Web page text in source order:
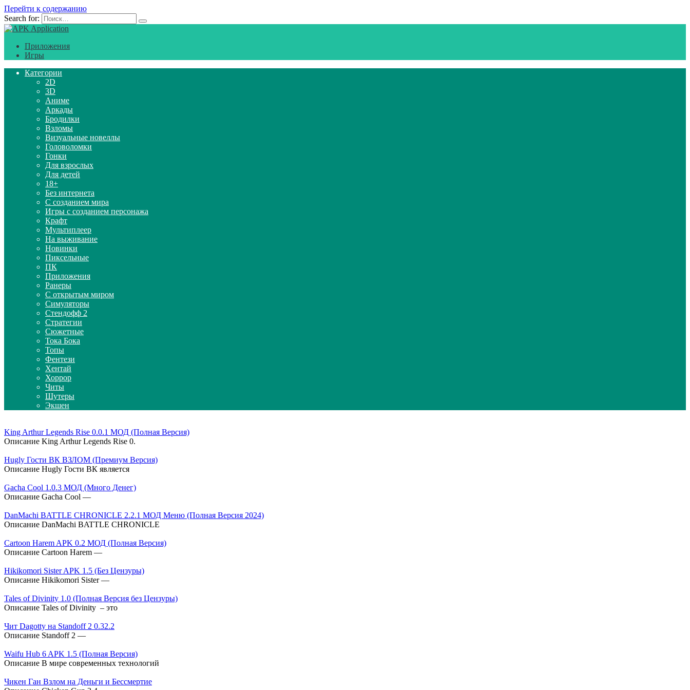
Перейти к содержанию
Search for:
Приложения
Игры
Категории
2D
3D
Аниме
Аркады
Бродилки
Взломы
Визуальные новеллы
Головоломки
Гонки
Для взрослых
Для детей
18+
Без интернета
С созданием мира
Игры с созданием персонажа
Крафт
Мультиплеер
На выживание
Новинки
Пиксельные
ПК
Приложения
Ранеры
С открытым миром
Симуляторы
Стендофф 2
Стратегии
Сюжетные
Тока Бока
Топы
Фентези
Хентай
Хоррор
Читы
Шутеры
Экшен
King Arthur Legends Rise 0.0.1 МОД (Полная Версия)
Описание King Arthur Legends Rise 0.
Hugly Гости ВК ВЗЛОМ (Премиум Версия)
Описание Hugly Гости ВК является
Gacha Cool 1.0.3 МОД (Много Денег)
Описание Gacha Cool —
DanMachi BATTLE CHRONICLE 2.2.1 МОД Меню (Полная Версия 2024)
Описание DanMachi BATTLE CHRONICLE
Cartoon Harem APK 0.2 МОД (Полная Версия)
Описание Cartoon Harem —
Hikikomori Sister APK 1.5 (Без Цензуры)
Описание Hikikomori Sister —
Tales of Divinity 1.0 (Полная Версия без Цензуры)
Описание Tales of Divinity – это
Чит Dagotty на Standoff 2 0.32.2
Описание Standoff 2 —
Waifu Hub 6 APK 1.5 (Полная Версия)
Описание В мире современных технологий
Чикен Ган Взлом на Деньги и Бессмертие